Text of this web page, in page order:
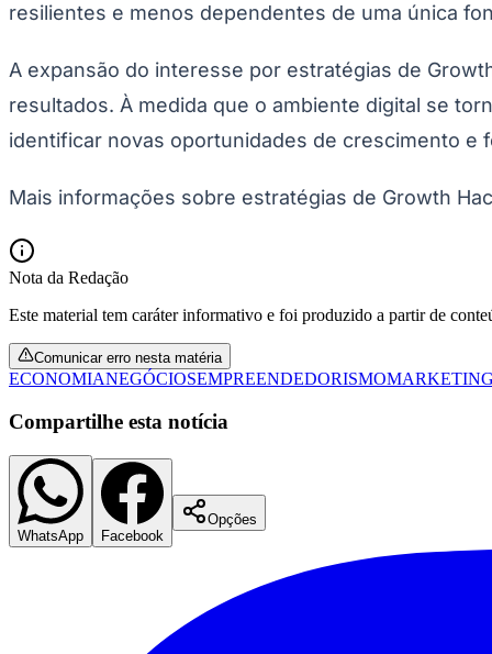
resilientes e menos dependentes de uma única
A expansão do interesse por estratégias de
resultados. À medida que o ambiente digital se
identificar novas oportunidades de crescimento e
Mais informações sobre estratégias de Growth
Nota da Redação
Este material tem caráter informativo e foi produzido a partir de
Comunicar erro nesta matéria
ECONOMIANEGÓCIOSEMPREENDEDORISMOMARKETING
Compartilhe esta notícia
WhatsApp Facebook
Opções